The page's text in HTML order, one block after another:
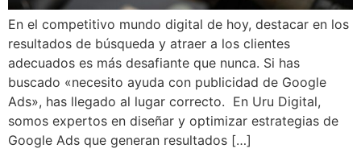
En el competitivo mundo digital de hoy, destacar en los
resultados de búsqueda y atraer a los clientes
adecuados es más desafiante que nunca. Si has
buscado «necesito ayuda con publicidad de Google
Ads», has llegado al lugar correcto. En Uru Digital,
somos expertos en diseñar y optimizar estrategias de
Google Ads que generan resultados […]